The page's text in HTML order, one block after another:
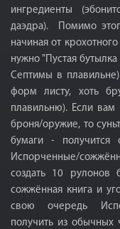
ингредиенты
даэдра). Помимо
начиная от
нужно "Пустая
Септимы в
форм листу, хоть
плавильню). Если вам
броня/оружие, то
бумаги - получится
Испорченные/
создать 10 рулонов
сожжённая книга и
свою очередь
получить из обычных